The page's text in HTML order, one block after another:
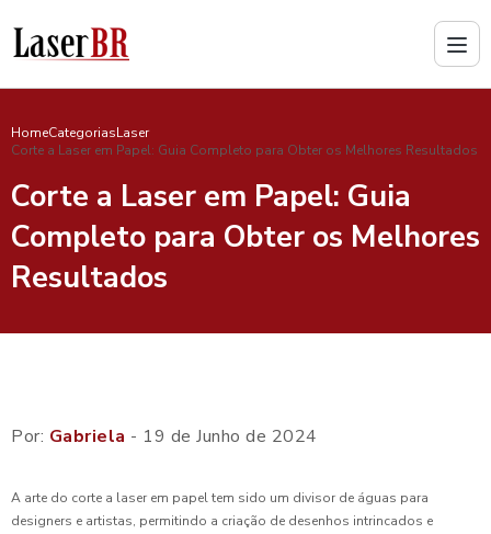
HomeCategoriasLaser
Corte a Laser em Papel: Guia Completo para Obter os Melhores Resultados
Corte a Laser em Papel: Guia
Completo para Obter os Melhores
Resultados
Por: Gabriela - 19 de Junho de 2024
A arte do corte a laser em papel tem sido um divisor de águas para
designers e artistas, permitindo a criação de desenhos intrincados e